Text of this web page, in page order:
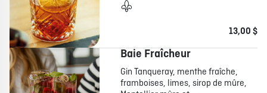
13,00 $
Baie Fraîcheur
Gin Tanqueray, menthe fraîche,
framboises, limes, sirop de mûre,